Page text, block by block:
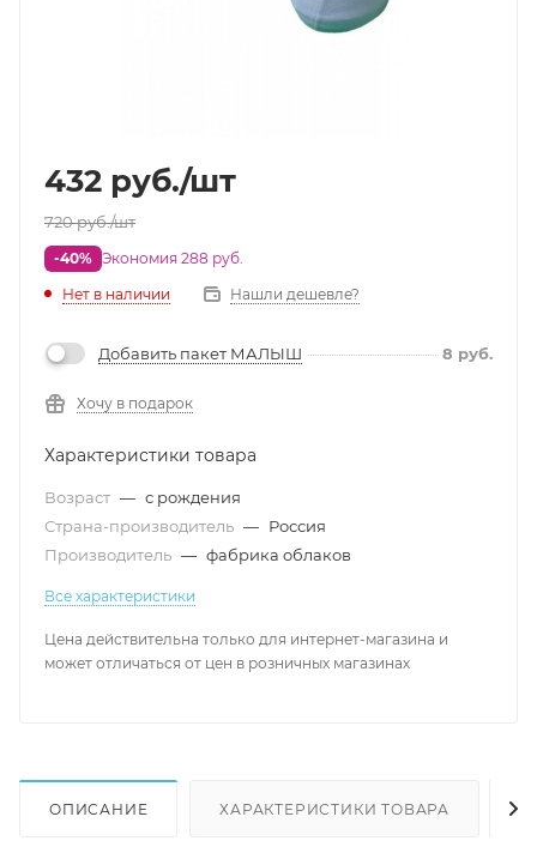
432 руб./шт
720руб./шт
-40% Экономия 288 руб.
Нет в наличии
Нашли дешевле?
Добавить пакет МАЛЫШ 8 руб.
Хочу в подарок
Характеристики товара
Возраст — с рождения
Страна-производитель — Россия
Производитель — фабрика облаков
Все характеристики
Цена действительна только для интернет-магазина и
может отличаться от цен в розничных магазинах
ОПИСАНИЕ ХАРАКТЕРИСТИКИ ТОВАРА